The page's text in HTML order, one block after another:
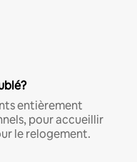
entièrement
pour accueillir
le relogement.